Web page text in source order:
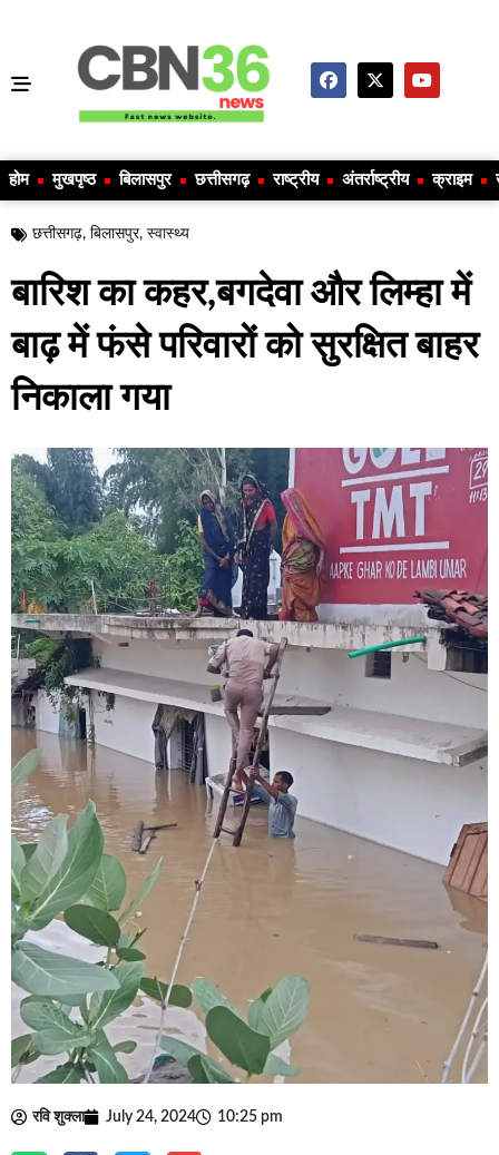
होम मुखपृष्ठ बिलासपुर छत्तीसगढ़ राष्ट्रीय अंतर्राष्ट्रीय क्राइम
छत्तीसगढ़, बिलासपुर, स्वास्थ्य
बारिश का कहर,बगदेवा और लिम्हा में
बाढ़ में फंसे परिवारों को सुरक्षित बाहर
निकाला गया
रवि शुक्ला July 24, 2024 10:25 pm